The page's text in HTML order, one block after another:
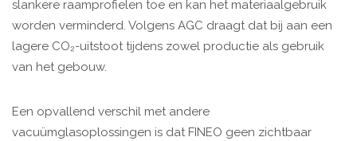
slankere raamprofielen toe en kan het materiaalgebruik
worden verminderd. Volgens AGC draagt dat bij aan een
lagere CO₂-uitstoot tijdens zowel productie als gebruik
van het gebouw.
Een opvallend verschil met andere
vacuümglasoplossingen is dat FINEO geen zichtbaar